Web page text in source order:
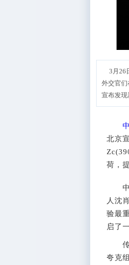
3月26
外交官
宣布发
北京
荷，
中国
人沈
验最
启了
传统
夸克